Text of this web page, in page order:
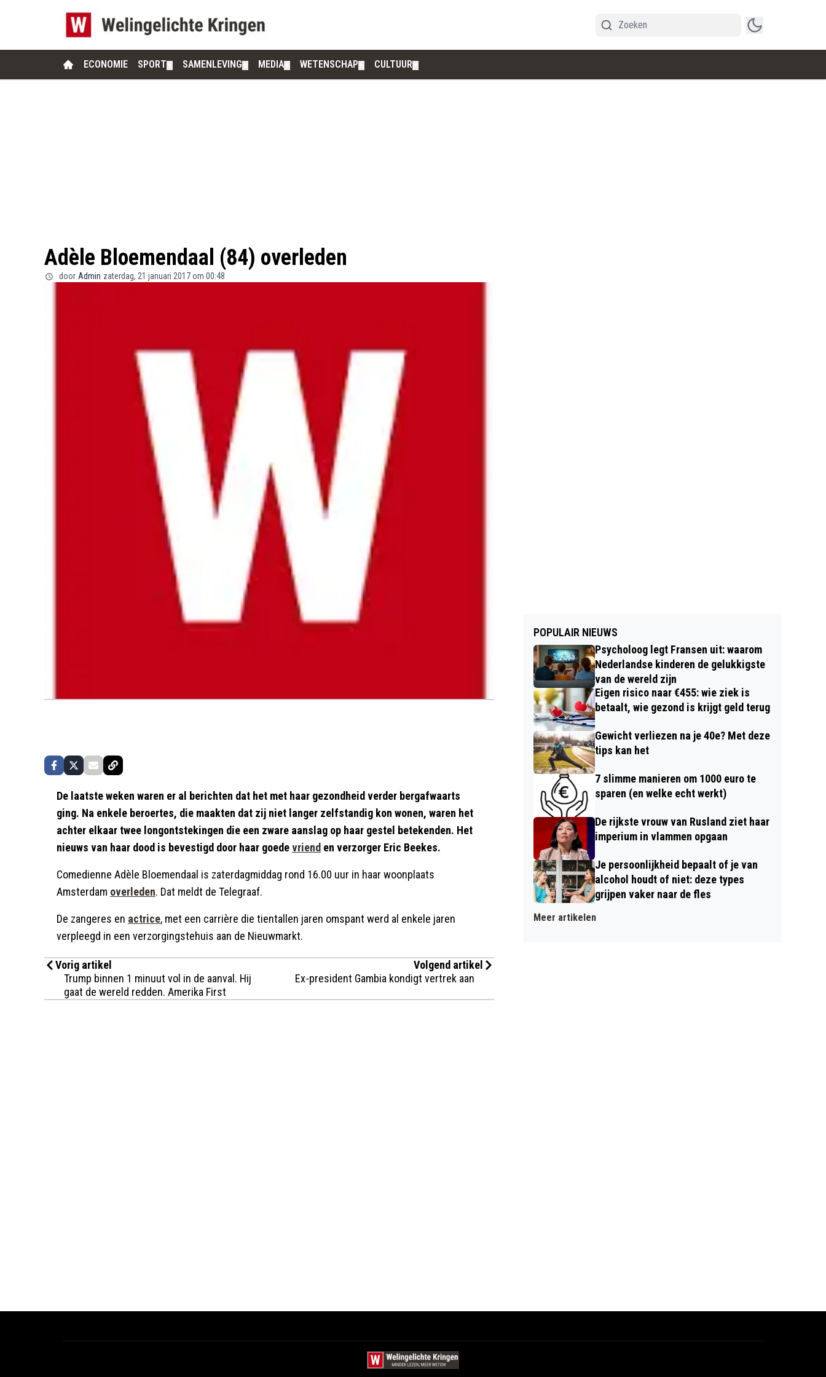
ECONOMIE SPORT SAMENLEVING MEDIA WETENSCHAP CULTUUR
Adèle Bloemendaal (84) overleden
door Admin zaterdag, 21 januari 2017 om 00:48
De laatste weken waren er al berichten dat het met haar gezondheid verder bergafwaarts
ging. Na enkele beroertes, die maakten dat zij niet langer zelfstandig kon wonen, waren het
achter elkaar twee longontstekingen die een zware aanslag op haar gestel betekenden. Het
nieuws van haar dood is bevestigd door haar goedevriend en verzorger Eric Beekes.
Comedienne Adèle Bloemendaal is zaterdagmiddag rond 16.00 uur in haar woonplaats
Amsterdam overleden. Dat meldt de Telegraaf.
De zangeres en actrice, met een carrière die tientallen jaren omspant werd al enkele jaren
verpleegd in een verzorgingstehuis aan de Nieuwmarkt.
Vorig artikel
Trump binnen 1 minuut vol in de aanval. Hij
gaat de wereld redden. Amerika First
Volgend artikel
Ex-president Gambia kondigt vertrek aan
POPULAIR NIEUWS
Psycholoog legt Fransen uit: waarom
Nederlandse kinderen de gelukkigste
van de wereld zijn
Eigen risico naar €455: wie ziek is
betaalt, wie gezond is krijgt geld terug
Gewicht verliezen na je 40e? Met deze
tips kan het
7 slimme manieren om 1000 euro te
sparen (en welke echt werkt)
De rijkste vrouw van Rusland ziet haar
imperium in vlammen opgaan
Je persoonlijkheid bepaalt of je van
alcohol houdt of niet: deze types
grijpen vaker naar de fles
Meer artikelen